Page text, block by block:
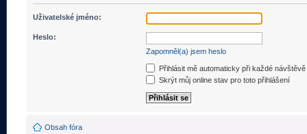
Uživatelské jméno:
Heslo:
Zapomněl(a) jsem heslo
Přihlásit mě automaticky při každé návštěvě
Skrýt můj online stav pro toto přihlášení
Obsah fóra